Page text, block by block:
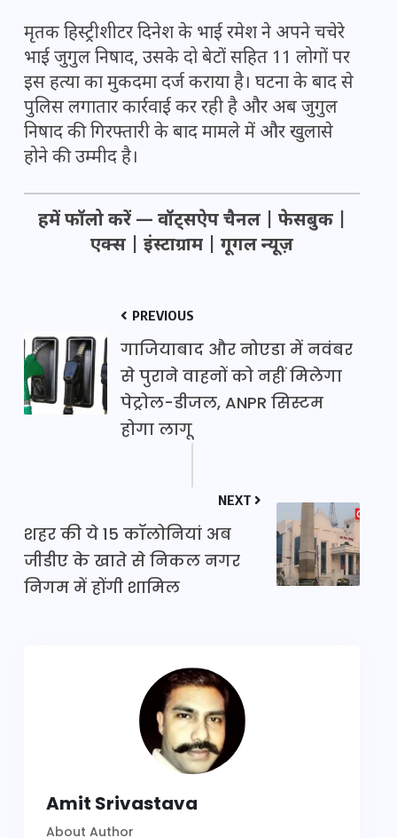
मृतक हिस्ट्रीशीटर दिनेश के भाई रमेश ने अपने चचेरे
भाई जुगुल निषाद, उसके दो बेटों सहित 11 लोगों पर
इस हत्या का मुकदमा दर्ज कराया है। घटना के बाद से
पुलिस लगातार कार्रवाई कर रही है और अब जुगुल
निषाद की गिरफ्तारी के बाद मामले में और खुलासे
होने की उम्मीद है।
हमें फॉलो करें — वॉट्सऐप चैनल फेसबुक
एक्स
इंस्टाग्राम गूगल न्यूज़
PREVIOUS
गाजियाबाद और नोएडा में नवंबर
से पुराने वाहनों को नहीं मिलेगा
पेट्रोल-डीजल, ANPR सिस्टम
होगा लागू
NEXT
शहर की ये 15 कॉलोनियां अब
जीडीए के खाते से निकल नगर
निगम में होंगी शामिल
Amit Srivastava
About Author